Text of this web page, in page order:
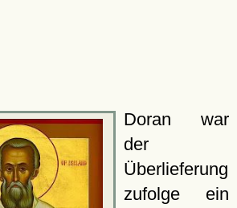
Doran war
der
Überlieferung
zufolge ein